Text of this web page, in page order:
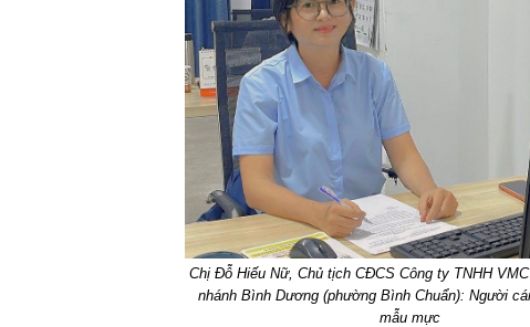
Chị Đỗ Hiếu Nữ, Chủ tịch CĐCS Công ty TNHH
nhánh Bình Dương (phường Bình Chuẩn): Người
mẫu mực